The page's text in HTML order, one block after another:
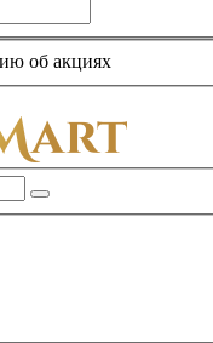
об акциях